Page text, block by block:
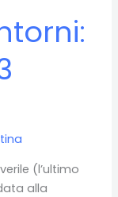
(l’ultimo
alla